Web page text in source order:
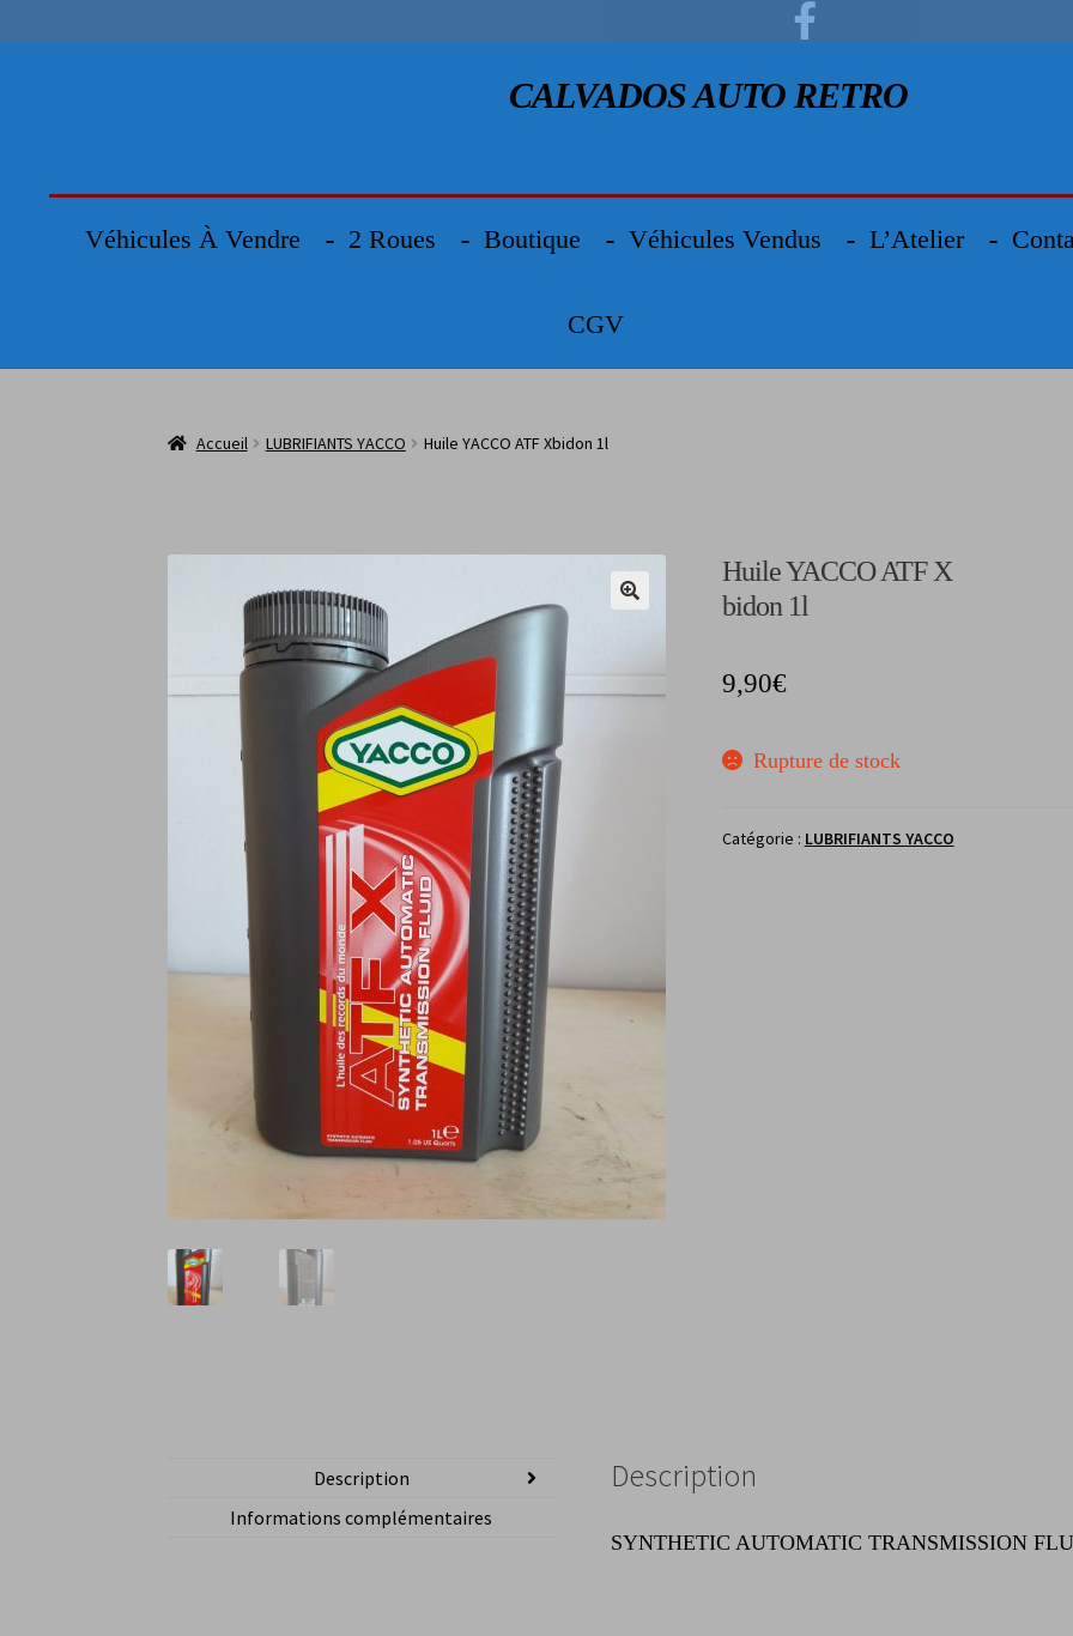
CALVADOS AUTO RETRO
Véhicules À Vendre 2 Roues Boutique Véhicules Vendus L’Atelier
CGV
Accueil LUBRIFIANTS YACCO Huile YACCO ATF Xbidon 1l
Huile YACCO ATF X
bidon 1l
9,90€
Rupture de stock
Catégorie : LUBRIFIANTS YACCO
Description
Informations complémentaires
Description
SYNTHETIC AUTOMATIC TRANSMISSION